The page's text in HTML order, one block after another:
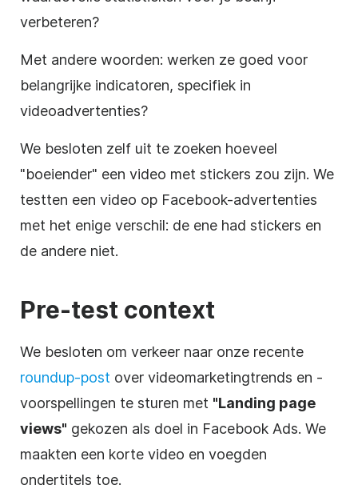
verbeteren?
Met andere woorden: werken ze goed voor
belangrijke indicatoren, specifiek in
videoadvertenties?
We besloten zelf uit te zoeken hoeveel
"boeiender" een video met stickers zou zijn. We
testten een video op Facebook-advertenties
met het enige verschil: de ene had stickers en
de andere niet.
Pre-test context
We besloten om verkeer naar onze recente
roundup-post over videomarketingtrends en -
voorspellingen te sturen met "Landing page
views" gekozen als doel in Facebook Ads. We
maakten een korte video en voegden
ondertitels toe.